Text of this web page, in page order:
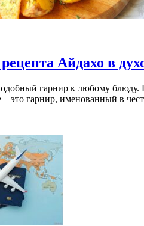
Айдахо в
гарнир к любому блюду.
– это гарнир, именованный в